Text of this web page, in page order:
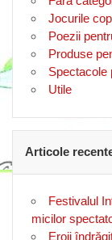
Jocurile
Poezii
Produse
Spectacole
Utile
Articole
Festivalul
micilor
Eroii